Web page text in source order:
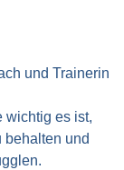
und Trainerin
wichtig es ist,
behalten und